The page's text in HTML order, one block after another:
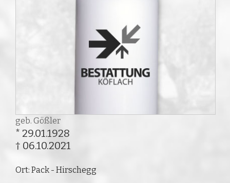
geb. Gößler
* 29.01.1928
† 06.10.2021
Ort: Pack - Hirschegg